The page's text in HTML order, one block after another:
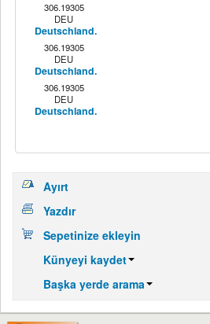
306.19305
DEU
Deutschland.
306.19305
DEU
Deutschland.
306.19305
DEU
Deutschland.
Ayırt
Yazdır
Sepetinize ekleyin
Künyeyi kaydet
Başka yerde arama